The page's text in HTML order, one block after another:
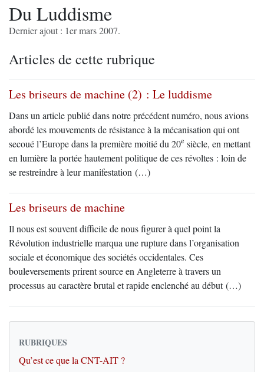
Du Luddisme
Dernier ajout : 1er mars 2007.
Articles de cette rubrique
Les briseurs de machine (2) : Le luddisme
Dans un article publié dans notre précédent numéro, nous avions
abordé les mouvements de résistance à la mécanisation qui ont
secoué l’Europe dans la première moitié du 20e siècle, en mettant
en lumière la portée hautement politique de ces révoltes : loin de
se restreindre à leur manifestation (…)
Les briseurs de machine
Il nous est souvent difficile de nous figurer à quel point la
Révolution industrielle marqua une rupture dans l’organisation
sociale et économique des sociétés occidentales. Ces
bouleversements prirent source en Angleterre à travers un
processus au caractère brutal et rapide enclenché au début (…)
RUBRIQUES
Qu’est ce que la CNT-AIT ?